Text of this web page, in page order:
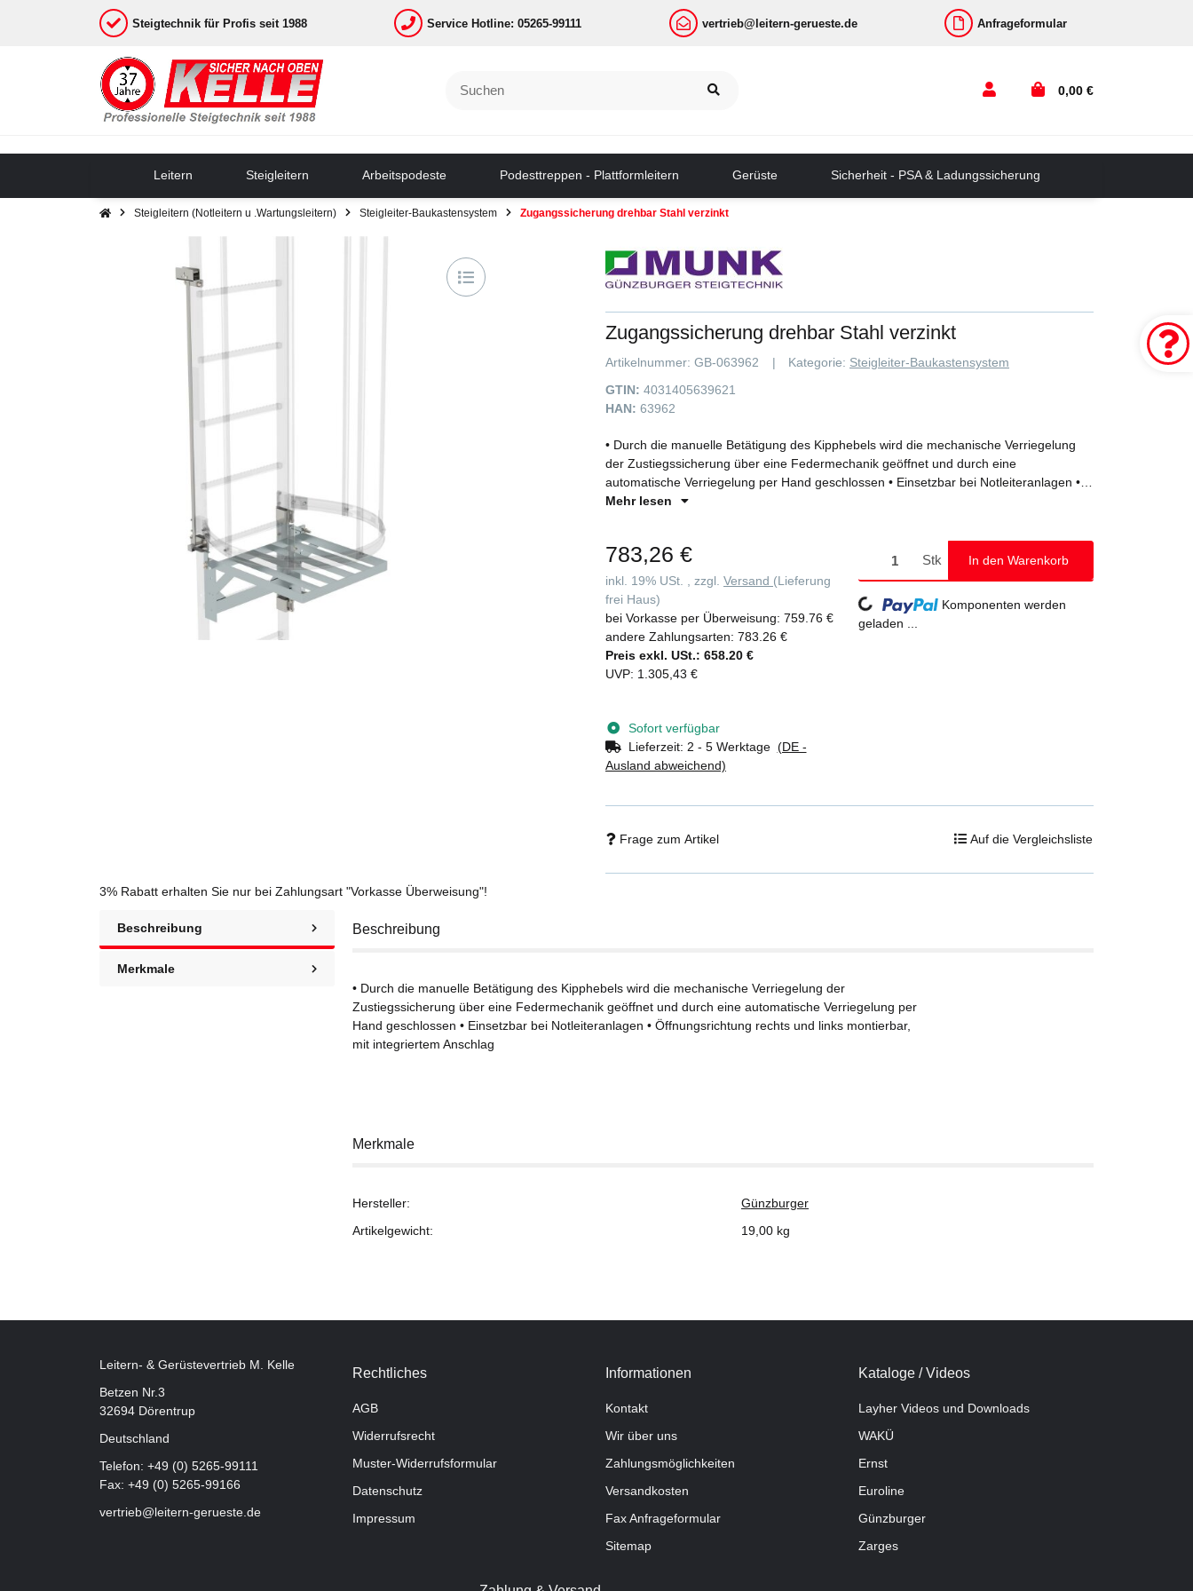
Steigtechnik für Profis seit 1988 Service Hotline: 05265-99111 vertrieb@leitern-gerueste.de Anfrageformular
0,00 €
Leitern Steigleitern Arbeitspodeste Podesttreppen - Plattformleitern Gerüste Sicherheit - PSA & Ladungssicherung
Steigleitern (Notleitern u .Wartungsleitern) Steigleiter-Baukastensystem Zugangssicherung drehbar Stahl verzinkt
Zugangssicherung drehbar Stahl verzinkt
Artikelnummer: GB-063962 Kategorie: Steigleiter-Baukastensystem
GTIN: 4031405639621
HAN: 63962
• Durch die manuelle Betätigung des Kipphebels wird die mechanische Verriegelung
der Zustiegssicherung über eine Federmechanik geöffnet und durch eine
automatische Verriegelung per Hand geschlossen • Einsetzbar bei Notleiteranlagen •
Öffnungsrichtung rechts und links montierbar, mit integriertem Anschlag
Mehr lesen
783,26 €
inkl. 19% USt. , zzgl. Versand (Lieferung
frei Haus)
bei Vorkasse per Überweisung: 759.76 €
andere Zahlungsarten: 783.26 €
Preis exkl. USt.: 658.20 €
UVP: 1.305,43 €
Sofort verfügbar
Lieferzeit: 2 - 5 Werktage (DE -
Ausland abweichend)
Stk In den Warenkorb
Loading...
Komponenten werden
geladen ...
Frage zum Artikel Auf die Vergleichsliste
3% Rabatt erhalten Sie nur bei Zahlungsart "Vorkasse Überweisung"!
Beschreibung
Merkmale
Beschreibung
• Durch die manuelle Betätigung des Kipphebels wird die mechanische Verriegelung der
Zustiegssicherung über eine Federmechanik geöffnet und durch eine automatische Verriegelung per
Hand geschlossen • Einsetzbar bei Notleiteranlagen • Öffnungsrichtung rechts und links montierbar,
mit integriertem Anschlag
Merkmale
Hersteller:
Günzburger
Artikelgewicht:
19,00 kg
Leitern- & Gerüstevertrieb M. Kelle
Betzen Nr.3
32694 Dörentrup
Deutschland
Telefon: +49 (0) 5265-99111
Fax: +49 (0) 5265-99166
vertrieb@leitern-gerueste.de
Rechtliches
AGB
Widerrufsrecht
Muster-Widerrufsformular
Datenschutz
Impressum
Informationen
Kontakt
Wir über uns
Zahlungsmöglichkeiten
Versandkosten
Fax Anfrageformular
Sitemap
Kataloge / Videos
Layher Videos und Downloads
WAKÜ
Ernst
Euroline
Günzburger
Zarges